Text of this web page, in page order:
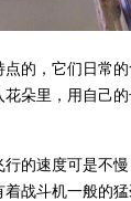
的，它们日常
朵里，用自己
的速度可是不
战斗机一般的